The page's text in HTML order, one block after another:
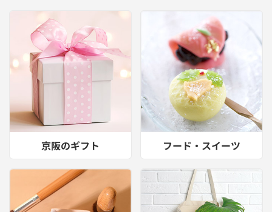
京阪のギフト フード・スイーツ